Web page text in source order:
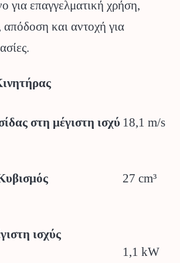
για επαγγελματική χρήση,
απόδοση και αντοχή για
στη μέγιστη ισχύ 18,1 m/s
27 cm³
ισχύς
1,1 kW